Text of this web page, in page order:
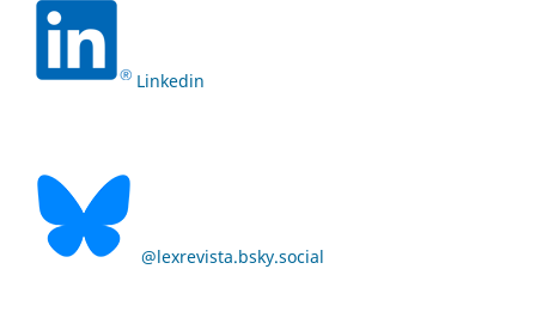
Linkedin
@lexrevista.bsky.social